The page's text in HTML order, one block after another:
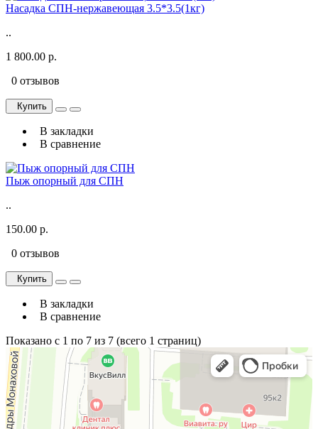
Насадка СПН-нержавеющая 3.5*3.5(1кг)
..
1 800.00 р.
0 отзывов
Купить
В закладки
В сравнение
Пыж опорный для СПН
..
150.00 р.
0 отзывов
Купить
В закладки
В сравнение
Показано с 1 по 7 из 7 (всего 1 страниц)
Москва
Улица Александры Монаховой, 95к1, подъезд 1 — Яндекс.Карты